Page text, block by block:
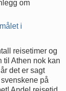
om
i
reisetimer og
til Athen nok kan
det er sagt
på